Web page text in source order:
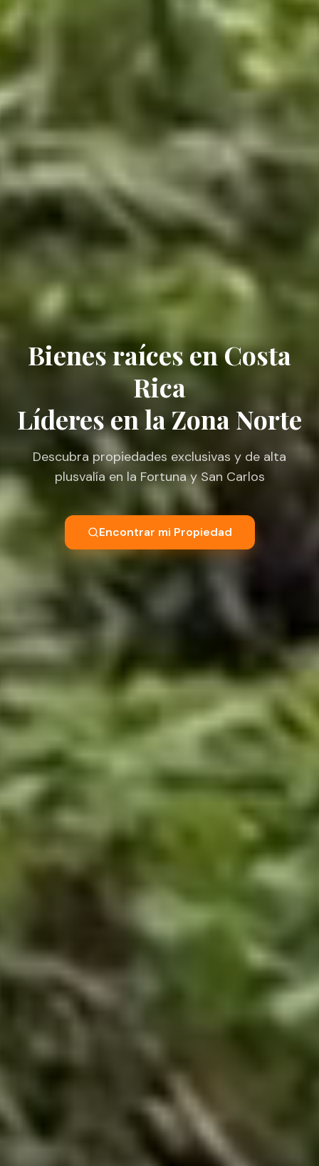
Bienes raíces en Costa
Rica
Líderes en la Zona Norte
Descubra propiedades exclusivas y de alta
plusvalía en la Fortuna y San Carlos
Encontrar mi Propiedad